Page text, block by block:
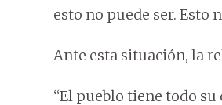
esto no puede ser. Esto
Ante esta situación, la
“El pueblo tiene todo